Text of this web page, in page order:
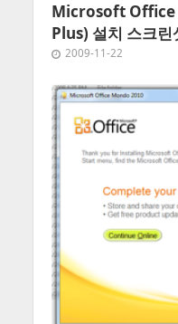
Microsoft Office
Plus) 설치 스크린
2009-11-22